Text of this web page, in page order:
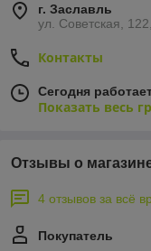
г. Заславль
ул. Советская,
Контакты
Сегодня
Показать весь
Отзывы о
4 отзывов за всё
Покупатель